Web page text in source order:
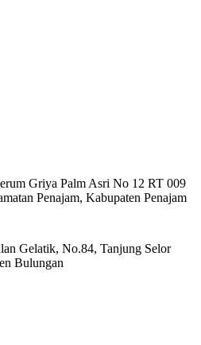
Griya Palm Asri No 12 RT 009
Penajam, Kabupaten Penajam
Gelatik, No.84, Tanjung Selor
Bulungan